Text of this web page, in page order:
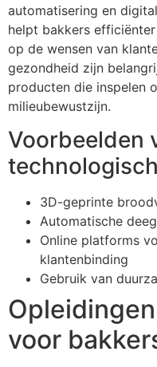
automatisering en
helpt bakkers
op de wensen van
gezondheid zijn
producten die inspelen
milieubewustzijn.
Voorbeelden
3D-geprinte
Automatische
Online platforms
klantenbinding
Gebruik van
voor